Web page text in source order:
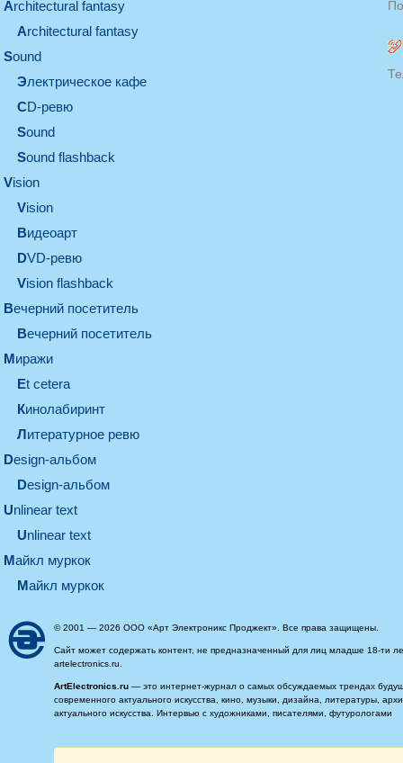
architectural fantasy
architectural fantasy
sound
электрическое кафе
CD-ревю
sound
Sound flashback
vision
vision
видеоарт
DVD-ревю
Vision flashback
вечерний посетитель
вечерний посетитель
миражи
et cetera
кинолабиринт
литературное ревю
design-альбом
design-альбом
unlinear text
Unlinear text
майкл муркок
майкл муркок
© 2001 — 2026 ООО «Арт Электроникс Проджект». Все права защищены.
Сайт может содержать контент, не предназначенный для лиц младше 18-ти
artelectronics.ru.
ArtElectronics.ru — это интернет-журнал о самых обсуждаемых трендах
современного актуального искусства, кино, музыки, дизайна, литературы,
актуального искусства. Интервью с художниками, писателями, футурологами